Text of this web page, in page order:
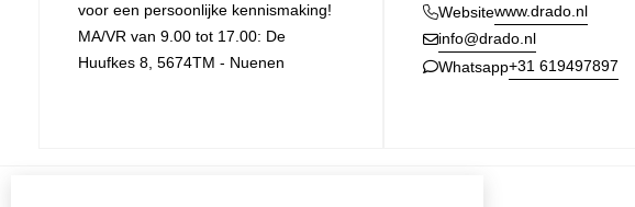
voor een persoonlijke kennismaking!
MA/VR van 9.00 tot 17.00: De
Huufkes 8, 5674TM - Nuenen
Websitewww.drado.nl
info@drado.nl
Whatsapp+31 619497897